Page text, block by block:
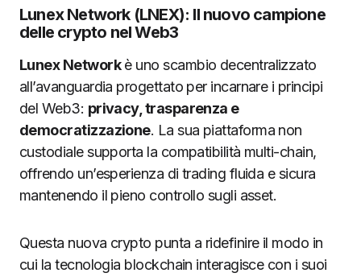
Lunex Network (LNEX): Il nuovo campione
delle crypto nel Web3
Lunex Networkè uno scambio decentralizzato
all’avanguardia progettato per incarnare i principi
del Web3: privacy, trasparenza e
democratizzazione. La sua piattaforma non
custodiale supporta la compatibilità multi-chain,
offrendo un’esperienza di trading fluida e sicura
mantenendo il pieno controllo sugli asset.
Questa nuova crypto punta a ridefinire il modo in
cui la tecnologia blockchain interagisce con i suoi